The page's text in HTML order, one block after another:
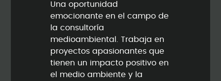
Una oportunidad
emocionante en el campo de
la consultoría
medioambiental. Trabaja en
proyectos apasionantes que
tienen un impacto positivo en
el medio ambiente y la